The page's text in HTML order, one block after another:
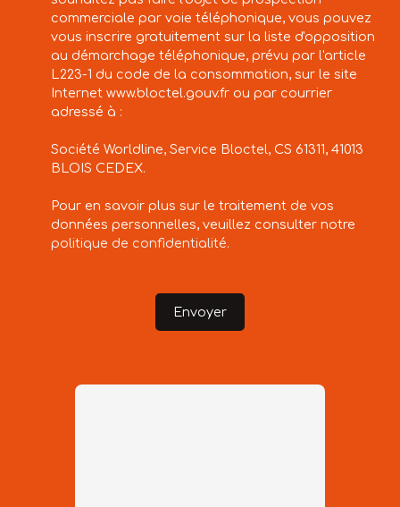
commerciale par voie téléphonique, vous pouvez
vous inscrire gratuitement sur la liste d'opposition
au démarchage téléphonique, prévu par l'article
L223-1 du code de la consommation, sur le site
Internet www.bloctel.gouv.fr ou par courrier
adressé à :
Société Worldline, Service Bloctel, CS 61311, 41013
BLOIS CEDEX.
Pour en savoir plus sur le traitement de vos
données personnelles, veuillez consulter notre
politique de confidentialité.
Envoyer